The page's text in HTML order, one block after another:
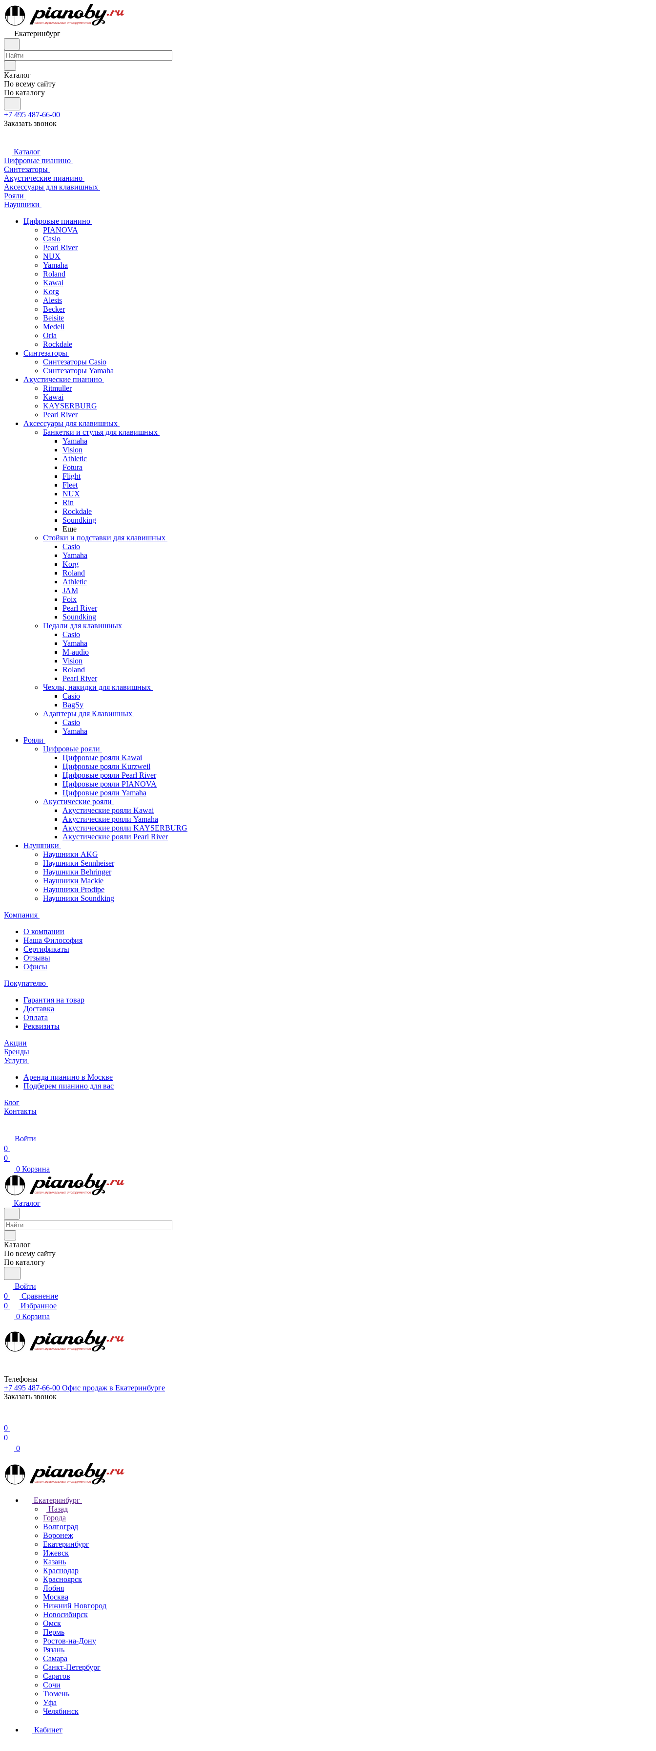
Екатеринбург
Каталог
По всему сайту
По каталогу
+7 495 487-66-00
Заказать звонок
Каталог
Цифровые пианино
Синтезаторы
Акустические пианино
Аксессуары для клавишных
Рояли
Наушники
Цифровые пианино
PIANOVA
Casio
Pearl River
NUX
Yamaha
Roland
Kawai
Korg
Alesis
Becker
Beisite
Medeli
Orla
Rockdale
Синтезаторы
Синтезаторы Casio
Синтезаторы Yamaha
Акустические пианино
Ritmuller
Kawai
KAYSERBURG
Pearl River
Аксессуары для клавишных
Банкетки и стулья для клавишных
Yamaha
Vision
Athletic
Fotura
Flight
Fleet
NUX
Rin
Rockdale
Soundking
Еще
Стойки и подставки для клавишных
Casio
Yamaha
Korg
Roland
Athletic
JAM
Foix
Pearl River
Soundking
Педали для клавишных
Casio
Yamaha
M-audio
Vision
Roland
Pearl River
Чехлы, накидки для клавишных
Casio
BagSy
Адаптеры для Клавишных
Casio
Yamaha
Рояли
Цифровые рояли
Цифровые рояли Kawai
Цифровые рояли Kurzweil
Цифровые рояли Pearl River
Цифровые рояли PIANOVA
Цифровые рояли Yamaha
Акустические рояли
Акустические рояли Kawai
Акустические рояли Yamaha
Акустические рояли KAYSERBURG
Акустические рояли Pearl River
Наушники
Наушники AKG
Наушники Sennheiser
Наушники Behringer
Наушники Mackie
Наушники Prodipe
Наушники Soundking
Компания
О компании
Наша Философия
Сертификаты
Отзывы
Офисы
Покупателю
Гарантия на товар
Доставка
Оплата
Реквизиты
Акции
Бренды
Услуги
Аренда пианино в Москве
Подберем пианино для вас
Блог
Контакты
Войти
0
0
0 Корзина
Каталог
Каталог
По всему сайту
По каталогу
Войти
0
Сравнение
0
Избранное
0 Корзина
Телефоны
+7 495 487-66-00 Офис продаж в Екатеринбурге
Заказать звонок
0
0
0
Екатеринбург
Назад
Города
Волгоград
Воронеж
Екатеринбург
Ижевск
Казань
Краснодар
Красноярск
Лобня
Москва
Нижний Новгород
Новосибирск
Омск
Пермь
Ростов-на-Дону
Рязань
Самара
Санкт-Петербург
Саратов
Сочи
Тюмень
Уфа
Челябинск
Кабинет